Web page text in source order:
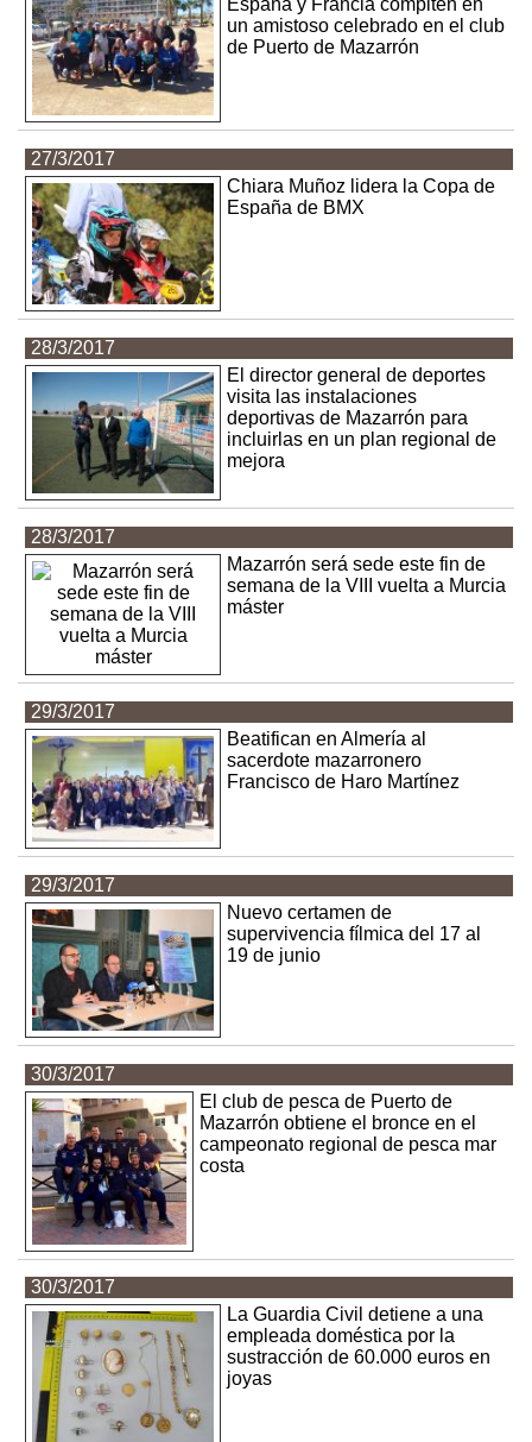
España y Francia compiten en
un amistoso celebrado en el club
de Puerto de Mazarrón
27/3/2017
Chiara Muñoz lidera la Copa de
España de BMX
28/3/2017
El director general de deportes
visita las instalaciones
deportivas de Mazarrón para
incluirlas en un plan regional de
mejora
28/3/2017
Mazarrón será sede este fin de
semana de la VIII vuelta a Murcia
máster
29/3/2017
Beatifican en Almería al
sacerdote mazarronero
Francisco de Haro Martínez
29/3/2017
Nuevo certamen de
supervivencia fílmica del 17 al
19 de junio
30/3/2017
El club de pesca de Puerto de
Mazarrón obtiene el bronce en el
campeonato regional de pesca mar
costa
30/3/2017
La Guardia Civil detiene a una
empleada doméstica por la
sustracción de 60.000 euros en
joyas